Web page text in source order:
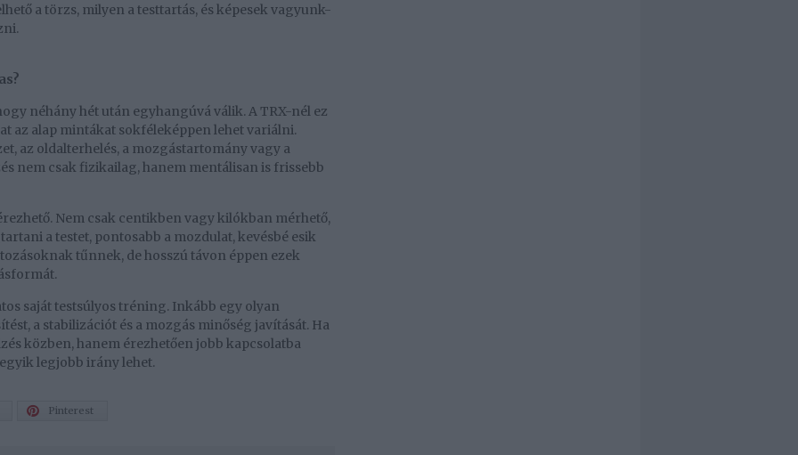
a törzs, milyen a testtartás, és képesek vagyunk-
néhány hét után egyhangúvá válik. A TRX-nél ez
az alap mintákat sokféleképpen lehet variálni.
az oldalterhelés, a mozgástartomány vagy a
nem csak fizikailag, hanem mentálisan is frissebb
Nem csak centikben vagy kilókban mérhető,
a testet, pontosabb a mozdulat, kevésbé esik
tűnnek, de hosszú távon éppen ezek
saját testsúlyos tréning. Inkább egy olyan
a stabilizációt és a mozgás minőség javítását. Ha
közben, hanem érezhetően jobb kapcsolatba
legjobb irány lehet.
Pinterest